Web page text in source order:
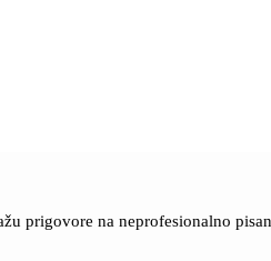
prigovore na neprofesionalno